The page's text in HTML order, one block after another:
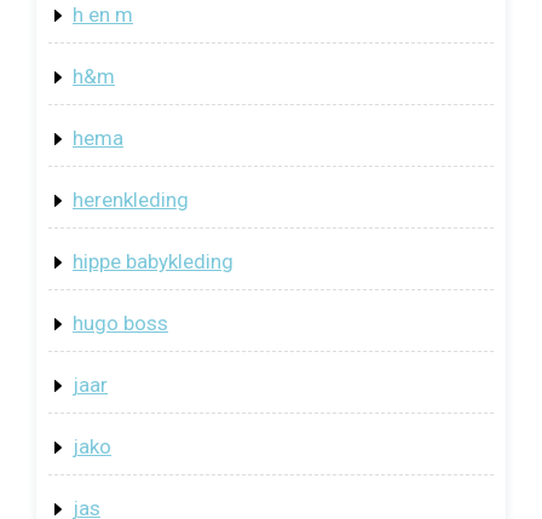
h en m
h&m
hema
herenkleding
hippe babykleding
hugo boss
jaar
jako
jas